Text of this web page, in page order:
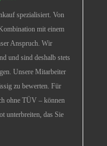
spezialisiert. Von
mit einem
Anspruch. Wir
und sind deshalb stets
Unsere Mitarbeiter
zu bewerten. Für
ohne TÜV – können
unterbreiten, das Sie